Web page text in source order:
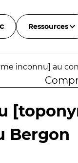
Ressources
inconnu] au
Bergon